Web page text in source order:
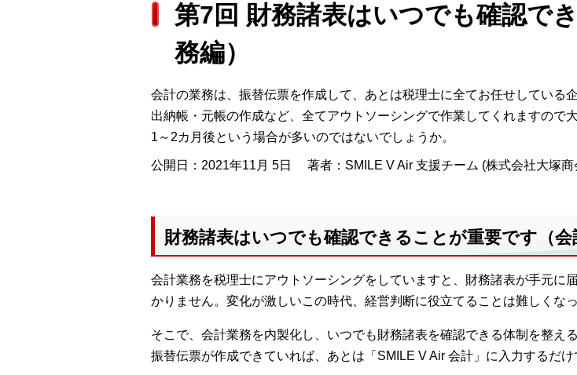
第7回 財務諸表はいつでも確認で
務編）
会計の業務は、振替伝票を作成して、あとは税理士に全てお任せしている
出納帳・元帳の作成など、全てアウトソーシングで作業してくれますので
1～2カ月後という場合が多いのではないでしょうか。
公開日：2021年11月 5日 著者：SMILE V Air 支援チーム (株式会社大塚商
財務諸表はいつでも確認できることが重要です（会
会計業務を税理士にアウトソーシングをしていますと、財務諸表が手元に
かりません。変化が激しいこの時代、経営判断に役立てることは難しくな
そこで、会計業務を内製化し、いつでも財務諸表を確認できる体制を整え
振替伝票が作成できていれば、あとは「SMILE V Air 会計」に入力するだけ